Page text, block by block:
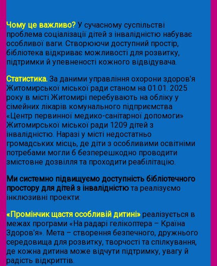
Чому це важливо? У сучасному суспільстві
проблема соціалізації дітей з інвалідністю набуває
особливої ваги. Створюючи доступний простір,
бібліотека відкриває можливості для розвитку,
підтримки й упевненості кожного відвідувача.
Статистика. За даними управління охорони здоров’я
Житомирської міської ради станом на 01.01. 2025
року в місті Житомирі перебувають на обліку у
сімейних лікарів комунального підприємства
«Центр первинної медико-санітарної допомоги»
Житомирської міської ради 1209 дітей з
інвалідністю. Наразі у місті недостатньо
громадських місць, де діти з особливими освітніми
потребами могли б безперешкодно проводити
змістовне дозвілля та проходити реабілітацію.
Ми системно підвищуємо доступність бібліотечного
простору для дітей з інвалідністю та реалізуємо
інклюзивні проекти:
«Промінчик щастя особливій дитині» реалізується в
межах програми «На радарі гелікоптера – Країна
Здоров’я». Мета – створення безпечного, дружнього
середовища для розвитку, творчості та спілкування,
де кожна дитина може відчути підтримку, увагу й
радість відкриттів.